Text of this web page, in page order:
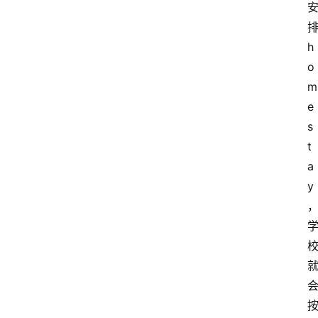
安
排
h
o
m
e
s
t
a
y
，
学
校
就
会
按